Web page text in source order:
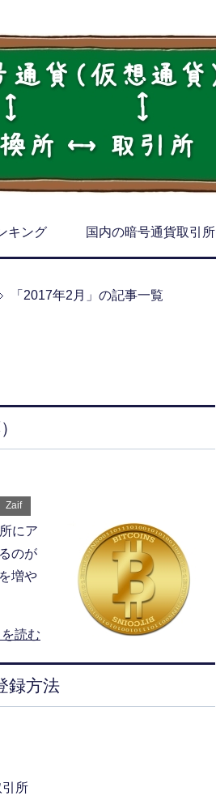
キング 国内の暗号通貨取引所
「2017年2月」の記事一覧
Zaif
にア
のが
増や
読む
録方法
所